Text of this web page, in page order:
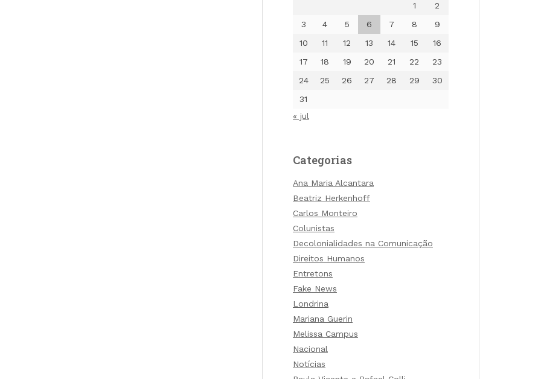
1
2
3
4 5 6 7 8
9
10
11 12 13 14 15
16
17
18 19 20 21 22
23
24
25 26 27 28 29
30
31
« jul
Categorias
Ana Maria Alcantara
Beatriz Herkenhoff
Carlos Monteiro
Colunistas
Decolonialidades na Comunicação
Direitos Humanos
Entretons
Fake News
Londrina
Mariana Guerin
Melissa Campus
Nacional
Notícias